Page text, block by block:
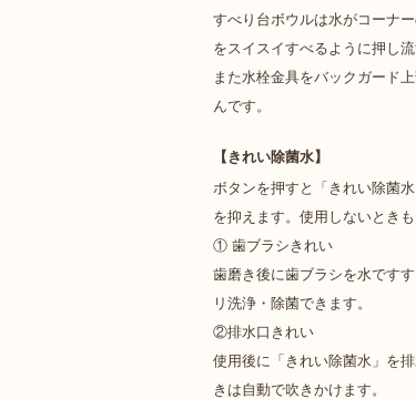
すべり台ボウルは水がコーナ
をスイスイすべるように押し
また水栓金具をバックガード
んです。
【きれい除菌水】
ボタンを押すと「きれい除菌
を抑えます。使用しないとき
① 歯ブラシきれい
歯磨き後に歯ブラシを水です
リ洗浄・除菌できます。
②排水口きれい
使用後に「きれい除菌水」を
きは自動で吹きかけます。